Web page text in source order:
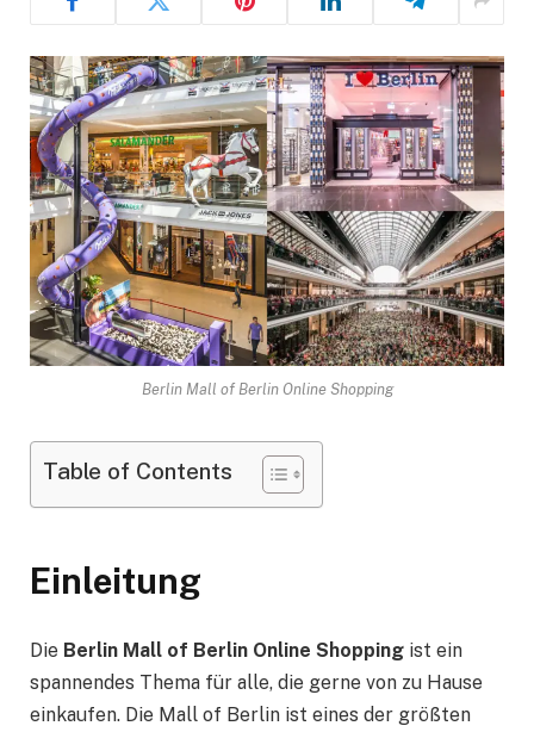
Berlin Mall of Berlin Online Shopping
Table of Contents
Einleitung
Die Berlin Mall of Berlin Online Shopping ist ein
spannendes Thema für alle, die gerne von zu Hause
einkaufen. Die Mall of Berlin ist eines der größten